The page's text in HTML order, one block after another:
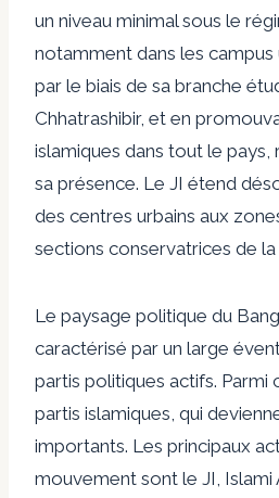
un niveau minimal sous le
notamment dans les campus
par le biais de sa branche
Chhatrashibir, et en
islamiques dans tout le pays,
sa présence. Le JI étend
des centres urbains aux
sections conservatrices de
Le paysage politique du
caractérisé par un large
partis politiques actifs. Parmi
partis islamiques qui
importants. Les principaux
mouvement sont le JI, Islami